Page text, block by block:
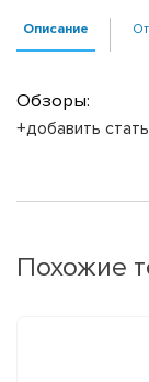
Описание
Обзоры:
+добавить
Похожие